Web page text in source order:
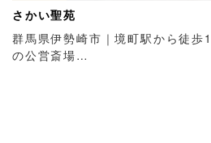
さかい聖苑
群馬県伊勢崎市｜境町駅から徒歩
の公営斎場…